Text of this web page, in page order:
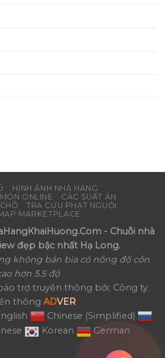
HÌNH ẢNH NHÀ HÀNG
ONLINE
CÁC SUẤT ĂN
TRA CỨU PHẠT NGUỘI
MARKETPLACE
- Chuỗi nhà
đẹp bậc nhất Hạ Long.
không bán bia có nồng độ cồn
hơn 5.5 độ
trợ truyền thông bởi: Công ty
thông ADVER
Chinese (Simplified)
Korean German